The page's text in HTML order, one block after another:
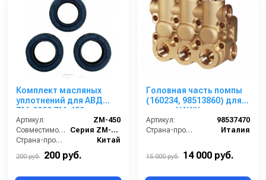
Комплект масляных
уплотнений для АВД
ZM-3020 ZM-450
Артикул:
ZM-450
Совместимость:
Серия ZM-3020 (помпа ZM-2015)
Страна-производитель:
Китай
200 руб. 200 руб.
Головная часть помпы
(160234, 98513860) для
помпы HAWK
Артикул:
98537470
Страна-производитель:
Италия
15 000 руб. 14 000 руб.